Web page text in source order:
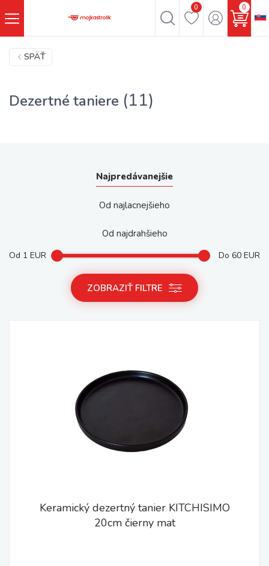
0 0
SPÄŤ
Dezertné taniere (11)
Najpredávanejšie
Od najlacnejšieho
Od najdrahšieho
Od 1 EUR Do 60 EUR
ZOBRAZIŤ FILTRE
Keramický dezertný tanier KITCHISIMO
20cm čierny mat